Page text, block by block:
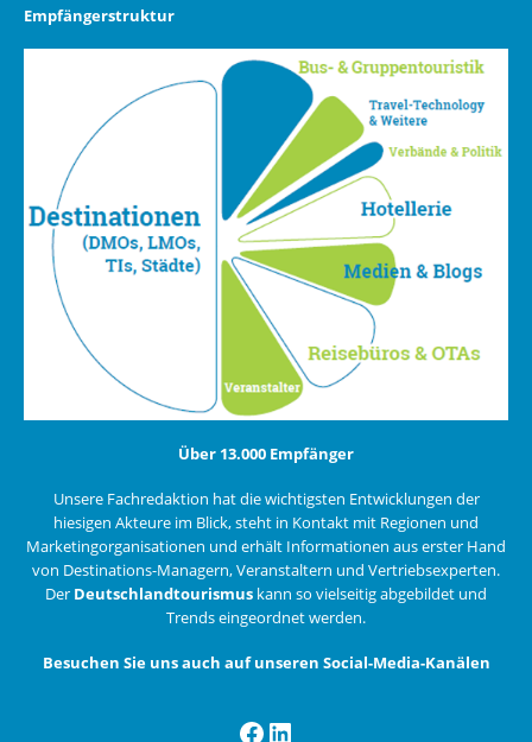
Empfängerstruktur
Über 13.000 Empfänger
Unsere Fachredaktion hat die wichtigsten Entwicklungen der
hiesigen Akteure im Blick, steht in Kontakt mit Regionen und
Marketingorganisationen und erhält Informationen aus erster Hand
von Destinations-Managern, Veranstaltern und Vertriebsexperten.
Der Deutschlandtourismus kann so vielseitig abgebildet und
Trends eingeordnet werden.
Besuchen Sie uns auch auf unseren Social-Media-Kanälen
Facebook
LinkedIn